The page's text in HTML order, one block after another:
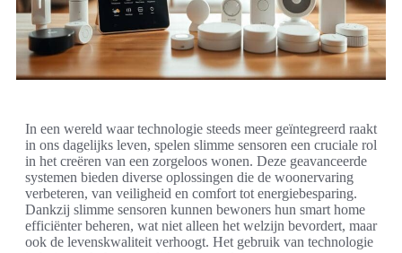
In een wereld waar technologie steeds meer geïntegreerd raakt
in ons dagelijks leven, spelen slimme sensoren een cruciale rol
in het creëren van een zorgeloos wonen. Deze geavanceerde
systemen bieden diverse oplossingen die de woonervaring
verbeteren, van veiligheid en comfort tot energiebesparing.
Dankzij slimme sensoren kunnen bewoners hun smart home
efficiënter beheren, wat niet alleen het welzijn bevordert, maar
ook de levenskwaliteit verhoogt. Het gebruik van technologie